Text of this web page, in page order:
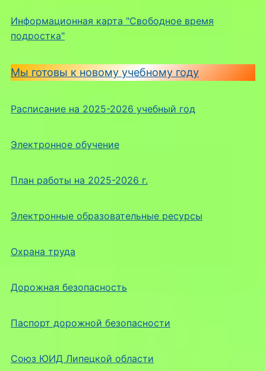
Информационная карта "Свободное время
подростка"
Мы готовы к новому учебному году
Расписание на 2025-2026 учебный год
Электронное обучение
План работы на 2025-2026 г.
Электронные образовательные ресурсы
Охрана труда
Дорожная безопасность
Паспорт дорожной безопасности
Союз ЮИД Липецкой области